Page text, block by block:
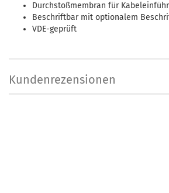
Durchstoßmembran für
Beschriftbar mit optionalem
VDE-geprüft
Kundenrezensionen